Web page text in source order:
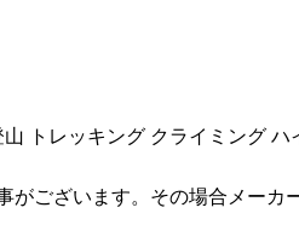
トレッキング クライミング ハ
ございます。その場合メーカ